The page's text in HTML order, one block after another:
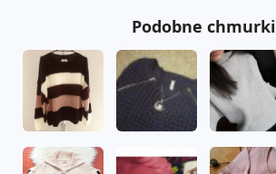
Podobne chmurki